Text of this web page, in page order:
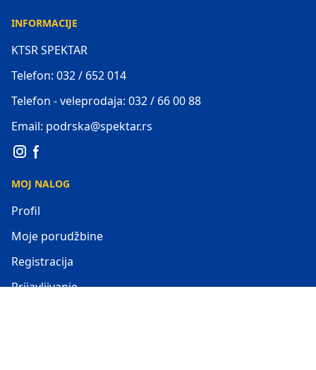
INFORMACIJE
KTSR SPEKTAR
Telefon: 032 / 652 014
Telefon - veleprodaja: 032 / 66 00 88
Email: podrska@spektar.rs
MOJ NALOG
Profil
Moje porudžbine
Registracija
Prijavljivanje